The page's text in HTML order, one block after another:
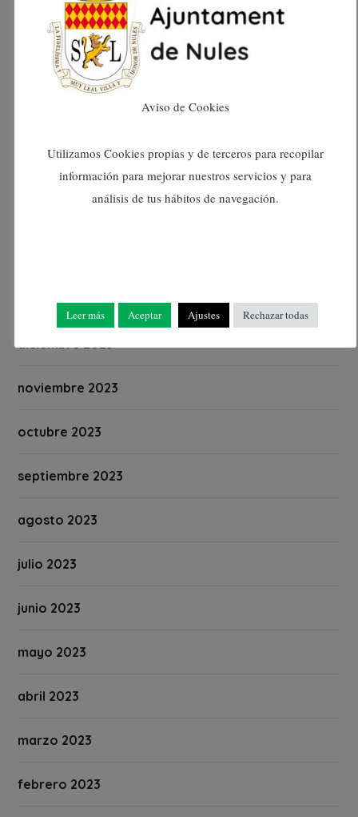
julio 2024
junio 2024
enero 2024
noviembre 2023
octubre 2023
septiembre 2023
agosto 2023
julio 2023
junio 2023
mayo 2023
abril 2023
marzo 2023
febrero 2023
Aviso de Cookies
Utilizamos Cookies propias y de terceros para recopilar
información para mejorar nuestros servicios y para
análisis de tus hábitos de navegación.
Leer más Aceptar Ajustes Rechazar todas